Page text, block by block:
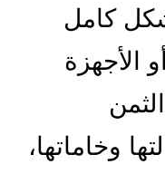
كامل
الأجهزة
وخاماتها،